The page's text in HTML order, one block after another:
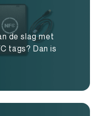
de slag met
tags? Dan is